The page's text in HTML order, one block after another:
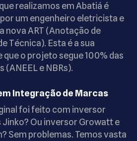
realizamos em Abatiá é
um engenheiro eletricista e
nova ART (Anotação de
Técnica). Esta é a sua
que o projeto segue 100% das
(ANEEL e NBRs).
Integração de Marcas
foi feito com inversor
Jinko? Ou inversor Growatt e
Sem problemas. Temos vasta